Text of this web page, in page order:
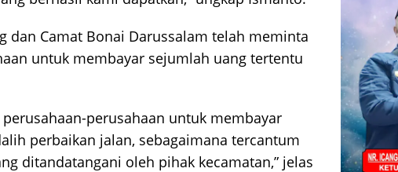
dan Camat Bonai Darussalam telah meminta
untuk membayar sejumlah uang tertentu
perusahaan untuk membayar
perbaikan jalan, sebagaimana tercantum
ditandatangani oleh pihak kecamatan,” jelas